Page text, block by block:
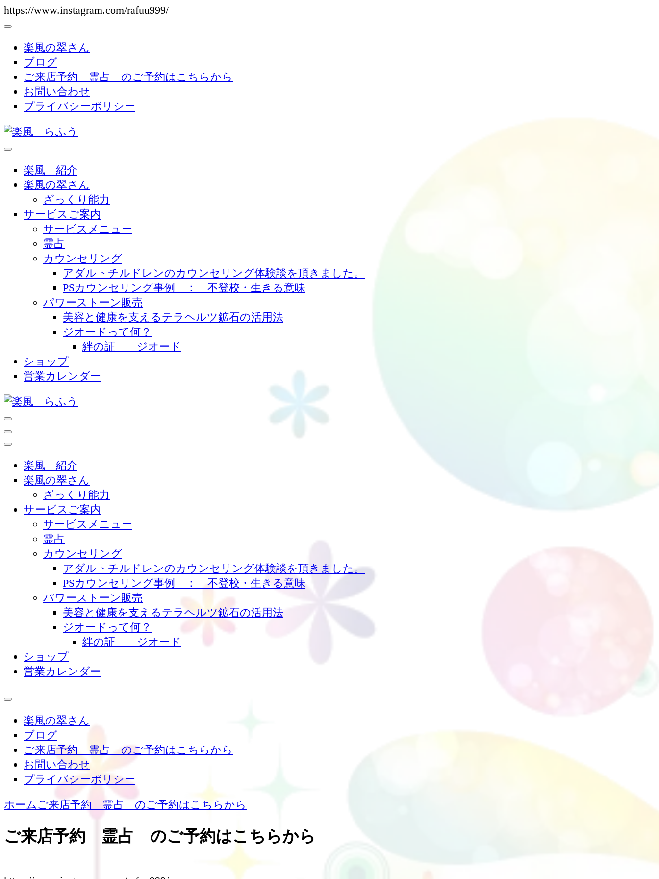
コ
ン
ッ
を
押
https://www.instagram.com/rafuu999/
楽風の翠さん
ブログ
ご来店予約 霊占 のご予約はこちらから
お問い合わせ
プライバシーポリシー
楽風 らふう
楽風 紹介
楽風の翠さん
ざっくり能力
サービスご案内
サービスメニュー
霊占
カウンセリング
アダルトチルドレンのカウンセリング体験談を頂きました。
PSカウンセリング事例 ： 不登校・生きる意味
パワーストーン販売
美容と健康を支えるテラヘルツ鉱石の活用法
ジオードって何？
絆の証 ジオード
ショップ
営業カレンダー
楽風 らふう
天然石・占い・霊視 ・カウンセリング-見えない不安と苦しみを救う 心の専門家-
楽風 紹介
楽風の翠さん
ざっくり能力
サービスご案内
サービスメニュー
霊占
カウンセリング
アダルトチルドレンのカウンセリング体験談を頂きました。
PSカウンセリング事例 ： 不登校・生きる意味
パワーストーン販売
美容と健康を支えるテラヘルツ鉱石の活用法
ジオードって何？
絆の証 ジオード
ショップ
営業カレンダー
楽風の翠さん
ブログ
ご来店予約 霊占 のご予約はこちらから
お問い合わせ
プライバシーポリシー
ホームご来店予約 霊占 のご予約はこちらから
ご来店予約 霊占 のご予約はこちらから